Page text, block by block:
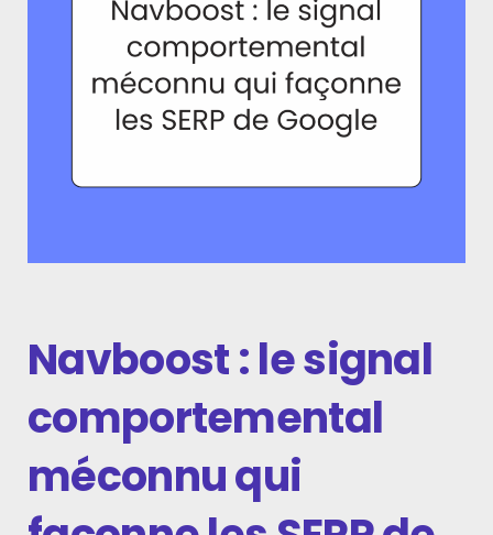
Navboost : le signal
comportemental
méconnu qui